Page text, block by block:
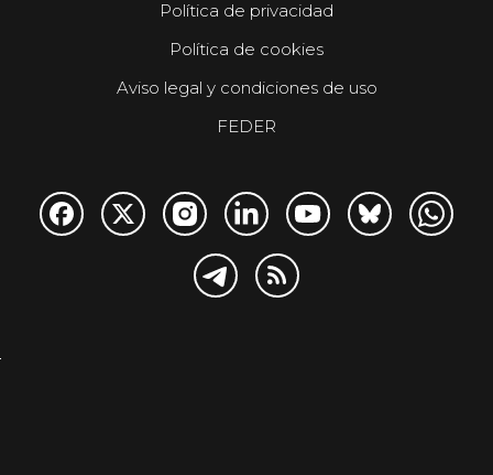
Política de privacidad
Política de cookies
Aviso legal y condiciones de uso
FEDER